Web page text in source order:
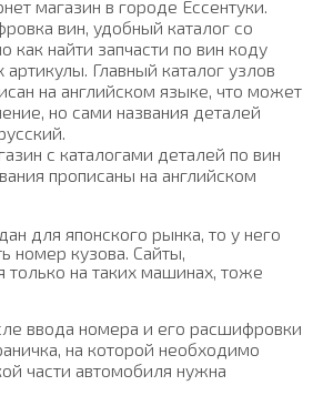
магазин в городе Ессентуки.
вин, удобный каталог со
как найти запчасти по вин коду
Главный каталог узлов
на английском языке, что может
но сами названия деталей
с каталогами деталей по вин
прописаны на английском
для японского рынка, то у него
номер кузова. Сайты,
на таких машинах, тоже
ввода номера и его расшифровки
на которой необходимо
части автомобиля нужна